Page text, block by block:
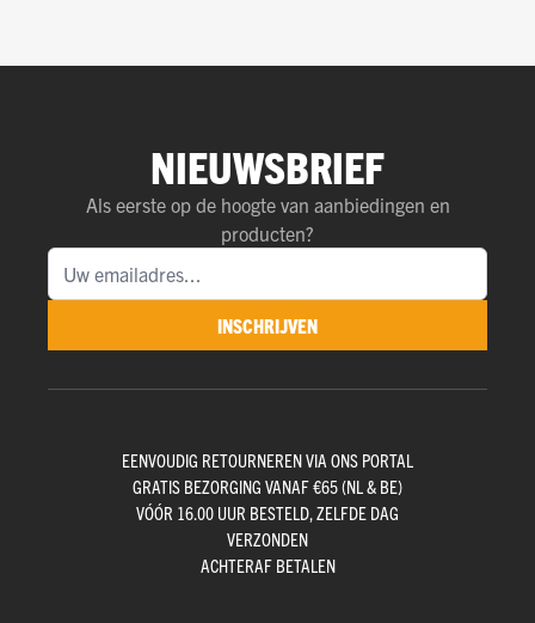
NIEUWSBRIEF
Als eerste op de hoogte van aanbiedingen en
producten?
INSCHRIJVEN
EENVOUDIG RETOURNEREN VIA ONS PORTAL
GRATIS BEZORGING VANAF €65 (NL & BE)
VÓÓR 16.00 UUR BESTELD, ZELFDE DAG
VERZONDEN
ACHTERAF BETALEN